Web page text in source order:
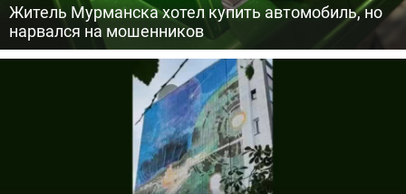
Житель Мурманска хотел купить автомобиль, но
нарвался на мошенников